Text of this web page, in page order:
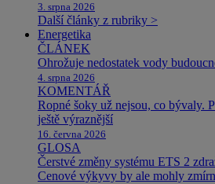
3. srpna 2026
Další články z rubriky >
Energetika
ČLÁNEK
Ohrožuje nedostatek vody
4. srpna 2026
KOMENTÁŘ
Ropné šoky už nejsou, co bývaly.
ještě výraznější
16. června 2026
GLOSA
Čerstvé změny systému ETS 2
Cenové výkyvy by ale mohly